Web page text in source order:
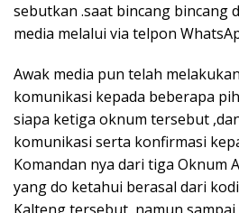
sebutkan .saat bincang bincang
media melalui via telpon
Awak media pun telah
komunikasi kepada beberapa
siapa ketiga oknum tersebut
komunikasi serta konfirmasi
Komandan nya dari tiga Oknum
yang do ketahui berasal dari